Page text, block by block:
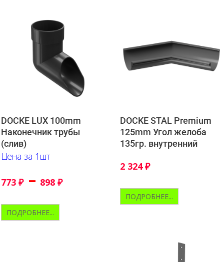
DOCKE LUX 100mm
Наконечник трубы
(слив)
Цена за 1шт
773 ₽ – 898 ₽
ПОДРОБНЕЕ...
DOCKE STAL Premium
125mm Угол желоба
135гр. внутренний
2 324₽
ПОДРОБНЕЕ...